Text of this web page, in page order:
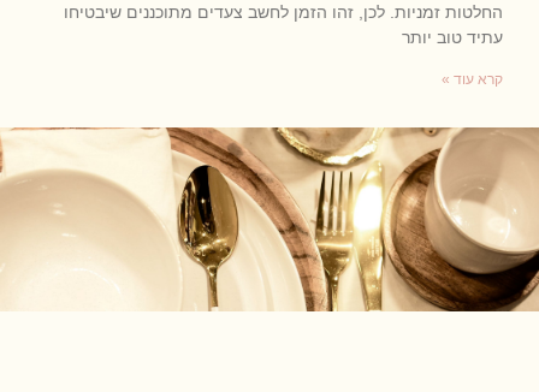
החלטות זמניות. לכן, זהו הזמן לחשב צעדים מתוכננים שיבטיחו
עתיד טוב יותר
קרא עוד »